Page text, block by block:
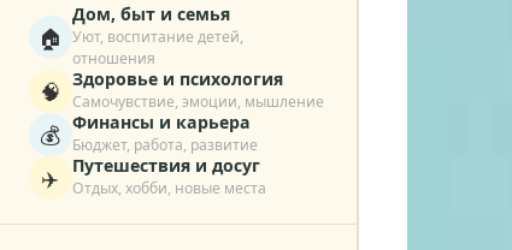
🏠
Дом, быт и семья
Уют, воспитание детей,
отношения
🧠 Здоровье и психология
Самочувствие, эмоции, мышление
💰 Финансы и карьера
Бюджет, работа, развитие
✈️ Путешествия и досуг
Отдых, хобби, новые места